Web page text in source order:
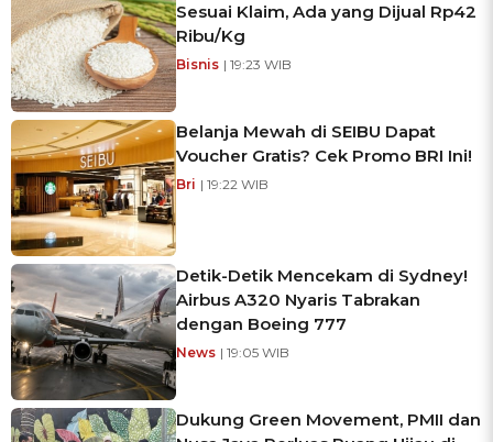
Sesuai Klaim, Ada yang Dijual Rp42
Ribu/Kg
Bisnis | 19:23 WIB
Belanja Mewah di SEIBU Dapat
Voucher Gratis? Cek Promo BRI Ini!
Bri | 19:22 WIB
Detik-Detik Mencekam di Sydney!
Airbus A320 Nyaris Tabrakan
dengan Boeing 777
News | 19:05 WIB
Dukung Green Movement, PMII dan